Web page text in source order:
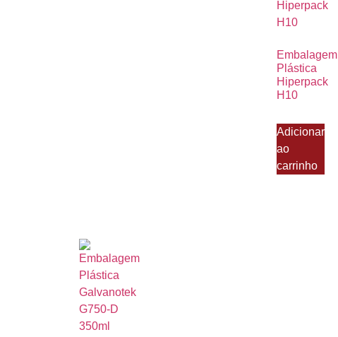
Embalagem
Plástica
Hiperpack
H10
Adicionar
ao
carrinho